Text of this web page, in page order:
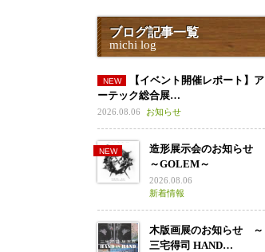
ブログ記事一覧
michi log
【イベント開催レポート】ア
ーテック総合展…
2026.08.06 お知らせ
造形展示会のお知らせ
～GOLEM～
2026.08.06
新着情報
木版画展のお知らせ ～
三宅得司 HAND…